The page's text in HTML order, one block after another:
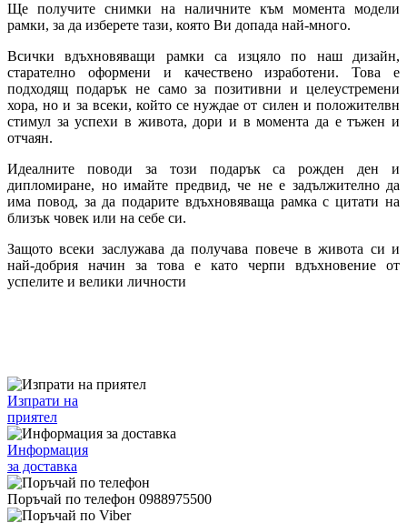
Ще получите снимки на наличните към момента модели
рамки, за да изберете тази, която Ви допада най-много.
Всички вдъхновяващи рамки са изцяло по наш дизайн,
старателно оформени и качествено изработени. Това е
подходящ подарък не само за позитивни и целеустремени
хора, но и за всеки, който се нуждае от силен и положителвн
стимул за успехи в живота, дори и в момента да е тъжен и
отчаян.
Идеалните поводи за този подарък са рожден ден и
дипломиране, но имайте предвид, че не е задължително да
има повод, за да подарите вдъхновяваща рамка с цитати на
близък човек или на себе си.
Защото всеки заслужава да получава повече в живота си и
най-добрия начин за това е като черпи вдъхновение от
успелите и велики личности
Изпрати на
приятел
Информация
за доставка
Поръчай по телефон 0988975500